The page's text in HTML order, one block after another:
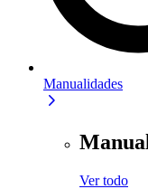
Manualidades
Ver todo